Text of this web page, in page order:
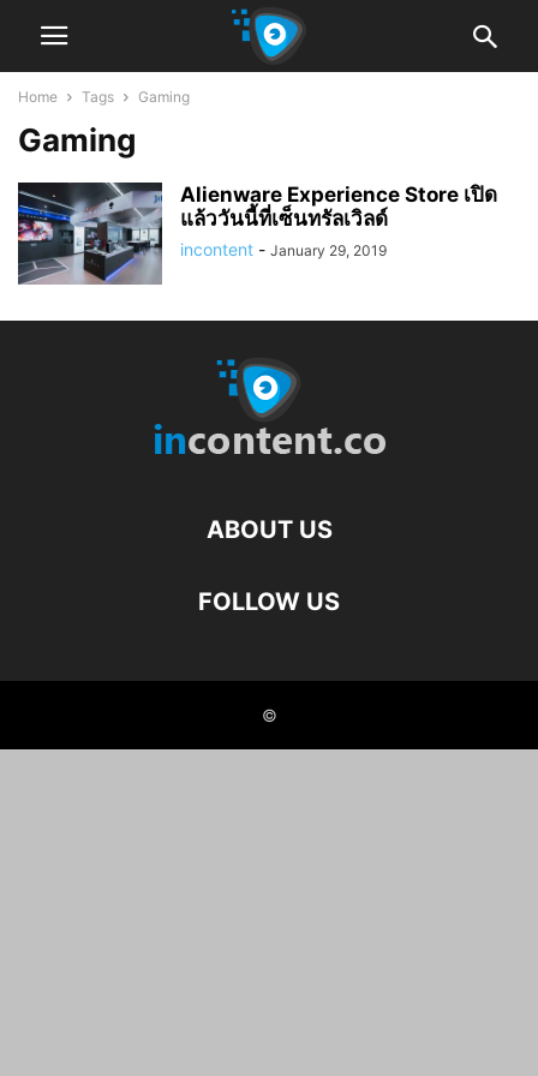
Home Tags Gaming
Gaming
Alienware Experience Store เปิด
แล้ววันนี้ที่เซ็นทรัลเวิลด์
incontent - January 29, 2019
ABOUT US
FOLLOW US
©